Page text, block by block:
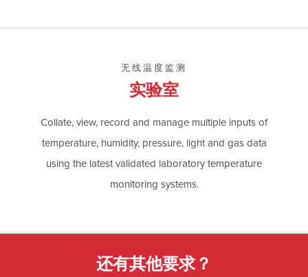
无线温度监测
实验室
Collate, view, record and manage multiple inputs of
temperature, humidity, pressure, light and gas data
using the latest validated laboratory temperature
monitoring systems.
还有其他要求？